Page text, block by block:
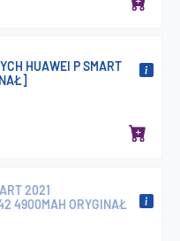
HUAWEI P SMART
2021
4900MAH ORYGINAŁ